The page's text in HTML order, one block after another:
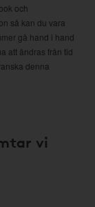
och
så kan du vara
gå hand i hand
att ändras från tid
denna
vi